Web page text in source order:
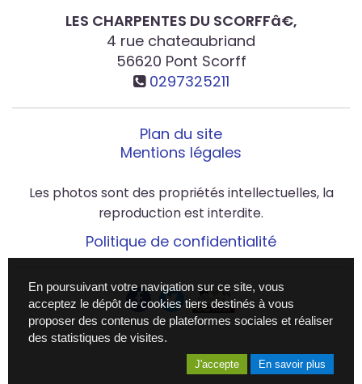
LES CHARPENTES DU SCORFFâ€‚
4 rue chateaubriand
56620 Pont Scorff
0297325211
Plan du site
Mentions légales
Les photos sont des propriétés intellectuelles, la
reproduction est interdite.
Politique de confidentialité
En poursuivant votre navigation sur ce site, vous
acceptez le dépôt de cookies tiers destinés à vous
proposer des contenus de plateformes sociales et réaliser
des statistiques de visites.
J'accepte En savoir plus